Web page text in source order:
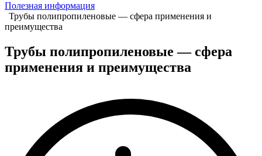
Полезная информация
Трубы полипропиленовые — сфера применения и
преимущества
Трубы полипропиленовые — сфера
применения и преимущества